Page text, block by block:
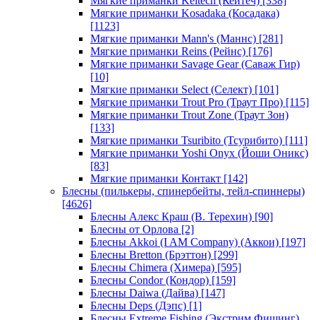
Мягкие приманки Kosadaka (Косадака)
[1123]
Мягкие приманки Mann's (Маннс) [281]
Мягкие приманки Reins (Рейнс) [176]
Мягкие приманки Savage Gear (Саваж Гир)
[10]
Мягкие приманки Select (Селект) [101]
Мягкие приманки Trout Pro (Траут Про) [115]
Мягкие приманки Trout Zone (Траут Зон)
[133]
Мягкие приманки Tsuribito (Тсурибито) [111]
Мягкие приманки Yoshi Onyx (Йоши Оникс)
[83]
Мягкие приманки Контакт [142]
Блесны (пилькеры, спинербейты, тейл-спиннеры)
[4626]
Блесны Алекс Краш (В. Терехин) [90]
Блесны от Орлова [2]
Блесны Akkoi (I AM Company) (Аккои) [197]
Блесны Bretton (Брэттон) [299]
Блесны Chimera (Химера) [595]
Блесны Condor (Кондор) [159]
Блесны Daiwa (Дайва) [147]
Блесны Deps (Дэпс) [1]